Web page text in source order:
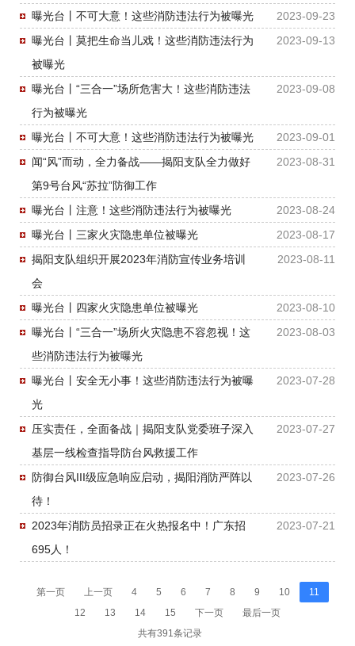
2023-09-23
曝光台丨不可大意！这些消防违法行为被曝光
2023-09-13
曝光台丨莫把生命当儿戏！这些消防违法行为
被曝光
2023-09-08
曝光台丨“三合一”场所危害大！这些消防违法
行为被曝光
2023-09-01
曝光台丨不可大意！这些消防违法行为被曝光
2023-08-31
闻“风”而动，全力备战——揭阳支队全力做好
第9号台风“苏拉”防御工作
2023-08-24
曝光台丨注意！这些消防违法行为被曝光
2023-08-17
曝光台丨三家火灾隐患单位被曝光
2023-08-11
揭阳支队组织开展2023年消防宣传业务培训
会
2023-08-10
曝光台丨四家火灾隐患单位被曝光
2023-08-03
曝光台丨“三合一”场所火灾隐患不容忽视！这
些消防违法行为被曝光
2023-07-28
曝光台丨安全无小事！这些消防违法行为被曝
光
2023-07-27
压实责任，全面备战｜揭阳支队党委班子深入
基层一线检查指导防台风救援工作
2023-07-26
防御台风III级应急响应启动，揭阳消防严阵以
待！
2023-07-21
2023年消防员招录正在火热报名中！广东招
695人！
第一页 上一页 4 5 6 7 8 9 10
11
12
13 14 15 下一页
最后一页
共有391条记录